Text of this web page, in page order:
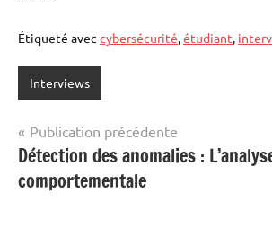
Étiqueté avec cybersécurité,étudiant,
Interviews
Navigation
de
l’article
Publication précédente
Détection des anomalies :
comportementale